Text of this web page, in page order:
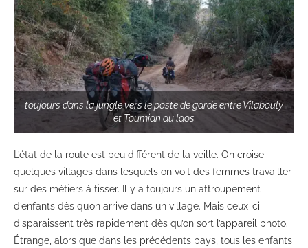
toujours dans la jungle vers le poste de garde entre Vilabouly
et Toumian au laos
L’état de la route est peu différent de la veille. On croise
quelques villages dans lesquels on voit des femmes travailler
sur des métiers à tisser. Il y a toujours un attroupement
d’enfants dès qu’on arrive dans un village. Mais ceux-ci
disparaissent très rapidement dès qu’on sort l’appareil photo.
Étrange, alors que dans les précédents pays, tous les enfants